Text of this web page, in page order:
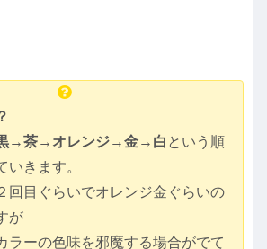
→茶→オレンジ→金→白 という順
いきます。
回目ぐらいでオレンジ金ぐらいの
が
ラーの色味を邪魔する場合がでて